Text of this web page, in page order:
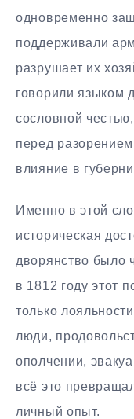
одновременно
поддерживали
разрушает их
говорили языком
сословной
перед
влияние в
Именно в этой
историческая
дворянство было
в 1812 году этот
только
люди,
ополчении,
всё это
личный опыт.